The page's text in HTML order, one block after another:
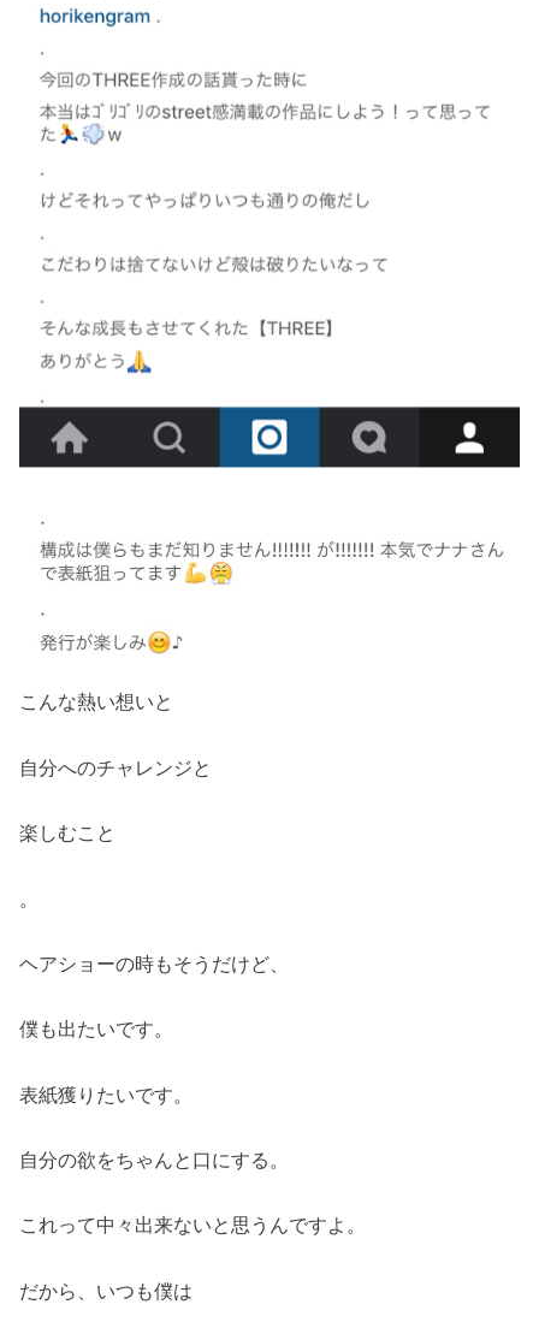
こんな熱い想いと
自分へのチャレンジと
楽しむこと
ヘアショーの時もそうだけど、
僕も出たいです。
表紙獲りたいです。
自分の欲をちゃんと口にする。
これって中々出来ないと思うんですよ。
だから、いつも僕は